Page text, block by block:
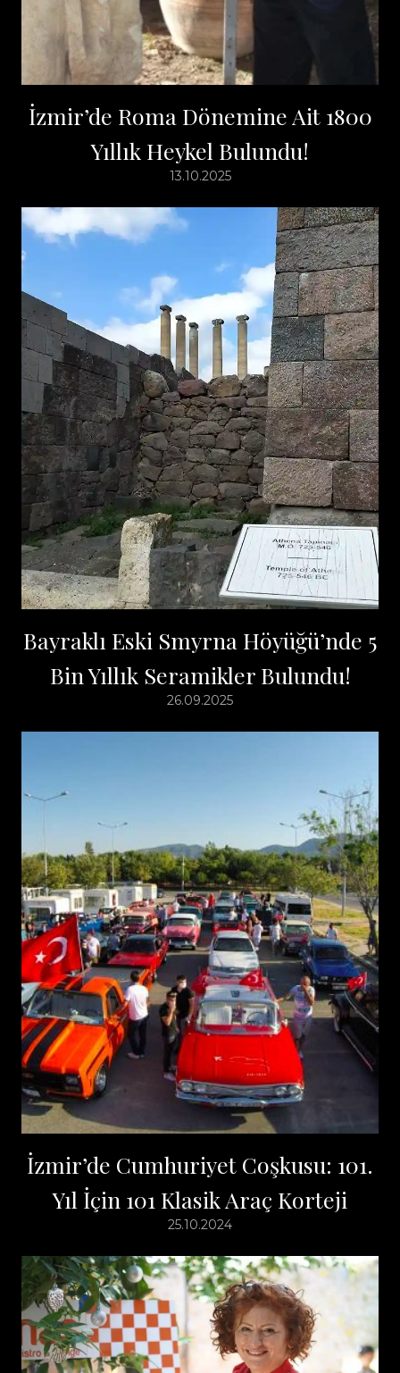
İzmir’de Roma Dönemine Ait 1800
Yıllık Heykel Bulundu!
13.10.2025
Bayraklı Eski Smyrna Höyüğü’nde 5
Bin Yıllık Seramikler Bulundu!
26.09.2025
İzmir’de Cumhuriyet Coşkusu: 101.
Yıl İçin 101 Klasik Araç Korteji
25.10.2024